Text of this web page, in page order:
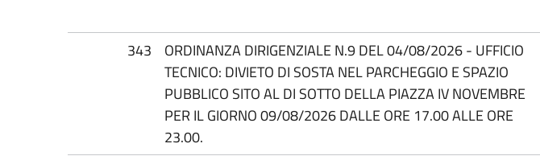
343
ORDINANZA DIRIGENZIALE N.9 DEL 04/08/2026 - UFFICIO
TECNICO: DIVIETO DI SOSTA NEL PARCHEGGIO E SPAZIO
PUBBLICO SITO AL DI SOTTO DELLA PIAZZA IV NOVEMBRE
PER IL GIORNO 09/08/2026 DALLE ORE 17.00 ALLE ORE
23.00.